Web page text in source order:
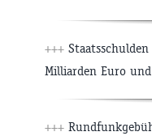
+++
Milliarden Euro
+++